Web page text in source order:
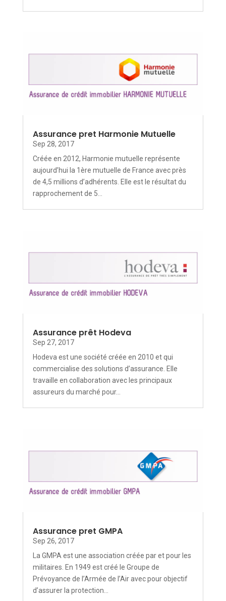
Assurance pret Harmonie Mutuelle
Sep 28, 2017
Créée en 2012, Harmonie mutuelle représente
aujourd’hui la 1ère mutuelle de France avec près
de 4,5 millions d’adhérents. Elle est le résultat du
rapprochement de 5...
Assurance prêt Hodeva
Sep 27, 2017
Hodeva est une société créée en 2010 et qui
commercialise des solutions d’assurance. Elle
travaille en collaboration avec les principaux
assureurs du marché pour...
Assurance pret GMPA
Sep 26, 2017
La GMPA est une association créée par et pour les
militaires. En 1949 est créé le Groupe de
Prévoyance de l’Armée de l’Air avec pour objectif
d’assurer la protection...